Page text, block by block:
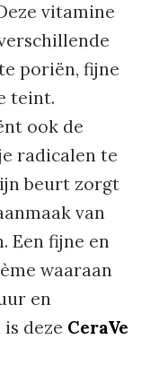
vitamine
poriën, fijne
teint.
ook de
radicalen te
beurt zorgt
van
Een fijne en
waaraan
en
deze CeraVe